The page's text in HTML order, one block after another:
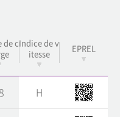
de cIndice de v
itesse
EPREL
H